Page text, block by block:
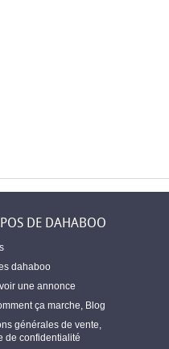
DE DAHABOO
dahaboo
une annonce
ça marche Blog
générales de vente
de confidentialité